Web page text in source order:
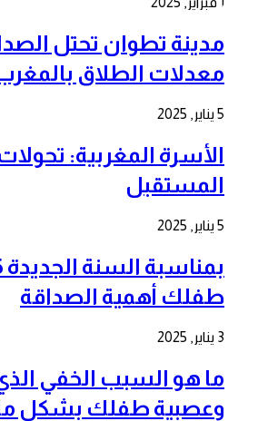
مدينة تطوان تحتل
معدلات الطلاق
5 يناير, 2025
الأسرة المغربية:
المستقبل
5 يناير, 2025
طفلك أهمية الصداقة
3 يناير, 2025
ما هو السبب الخفي
وعصبية طفلك بشكل